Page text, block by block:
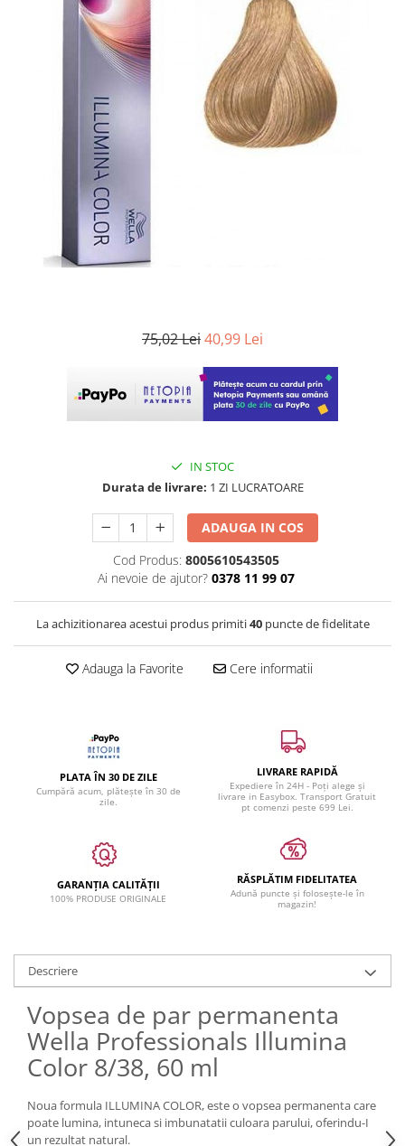
75,02 Lei40,99 Lei
IN STOC
Durata de livrare: 1 ZI LUCRATOARE
ADAUGA IN COS
Cod Produs: 8005610543505
Ai nevoie de ajutor? 0378 11 99 07
La achizitionarea acestui produs primiti40puncte de fidelitate
Adauga la Favorite Cere informatii
PLATA ÎN 30 DE ZILE
Cumpără acum, plătește în 30 de
zile.
LIVRARE RAPIDĂ
Expediere în 24H - Poți alege și
livrare in Easybox. Transport Gratuit
pt comenzi peste 699 Lei.
GARANȚIA CALITĂȚII
100% PRODUSE ORIGINALE
RĂSPLĂTIM FIDELITATEA
Adună puncte și folosește-le în
magazin!
Descriere
Vopsea de par permanenta
Wella Professionals Illumina
Color 8/38, 60 ml
Noua formula ILLUMINA COLOR, este o vopsea permanenta care
poate lumina, intuneca si imbunatatii culoara parului, oferindu-I
un rezultat natural.